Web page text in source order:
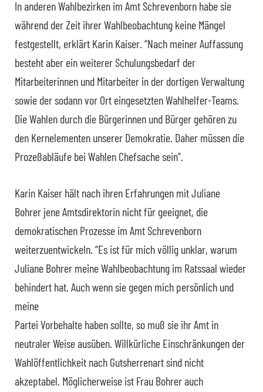
In anderen Wahlbezirken im Amt Schrevenborn habe sie
während der Zeit ihrer Wahlbeobachtung keine Mängel
festgestellt, erklärt Karin Kaiser. “Nach meiner Auffassung
besteht aber ein weiterer Schulungsbedarf der
Mitarbeiterinnen und Mitarbeiter in der dortigen Verwaltung
sowie der sodann vor Ort eingesetzten Wahlhelfer-Teams.
Die Wahlen durch die Bürgerinnen und Bürger gehören zu
den Kernelementen unserer Demokratie. Daher müssen die
Prozeßabläufe bei Wahlen Chefsache sein”.
Karin Kaiser hält nach ihren Erfahrungen mit Juliane
Bohrer jene Amtsdirektorin nicht für geeignet, die
demokratischen Prozesse im Amt Schrevenborn
weiterzuentwickeln. “Es ist für mich völlig unklar, warum
Juliane Bohrer meine Wahlbeobachtung im Ratssaal wieder
behindert hat. Auch wenn sie gegen mich persönlich und
meine
Partei Vorbehalte haben sollte, so muß sie ihr Amt in
neutraler Weise ausüben. Willkürliche Einschränkungen der
Wahlöffentlichkeit nach Gutsherrenart sind nicht
akzeptabel. Möglicherweise ist Frau Bohrer auch